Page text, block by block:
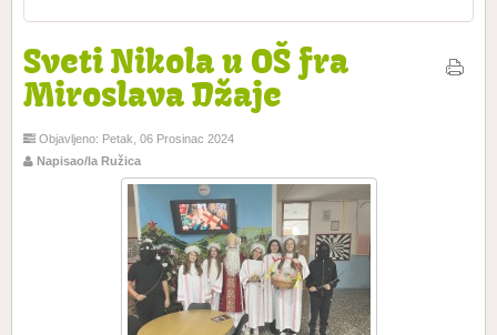
Sveti Nikola u OŠ fra
Miroslava Džaje
Objavljeno: Petak, 06 Prosinac 2024
Napisao/la Ružica